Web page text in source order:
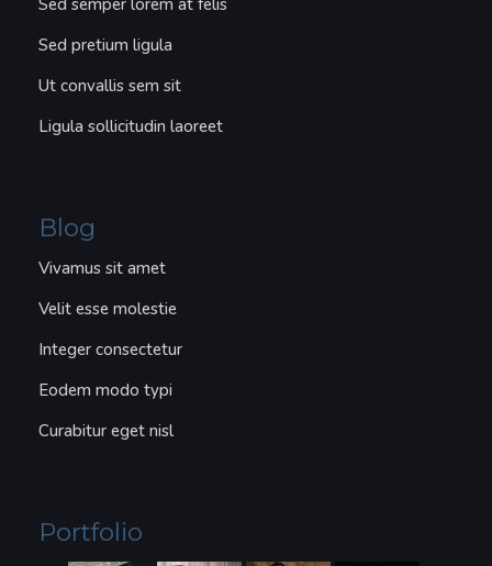
Sed semper lorem at felis
Sed pretium ligula
Ut convallis sem sit
Ligula sollicitudin laoreet
Blog
Vivamus sit amet
Velit esse molestie
Integer consectetur
Eodem modo typi
Curabitur eget nisl
Portfolio